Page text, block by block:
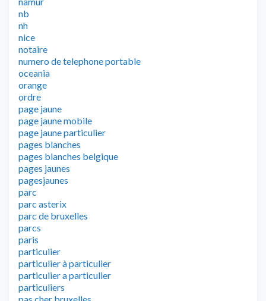
nb
nh
nice
notaire
numero de telephone portable
oceania
orange
ordre
page jaune
page jaune mobile
page jaune particulier
pages blanches
pages blanches belgique
pages jaunes
pagesjaunes
parc
parc asterix
parc de bruxelles
parcs
paris
particulier
particulier à particulier
particulier a particulier
particuliers